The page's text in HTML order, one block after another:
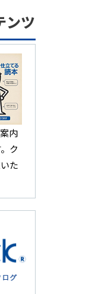
ンツ
内
ク
た